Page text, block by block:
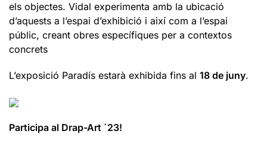
els objectes. Vidal experimenta amb la ubicació
d’aquests a l’espai d’exhibició i així com a l’espai
públic, creant obres específiques per a contextos
concrets
L’exposició Paradís estarà exhibida fins al 18 de juny.
Participa al Drap-Art ´23!